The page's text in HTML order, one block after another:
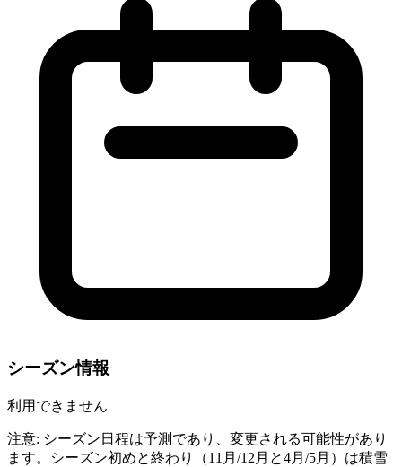
シーズン情報
利用できません
注意: シーズン日程は予測であり、変更される可能性があり
ます。シーズン初めと終わり（11月/12月と4月/5月）は積雪